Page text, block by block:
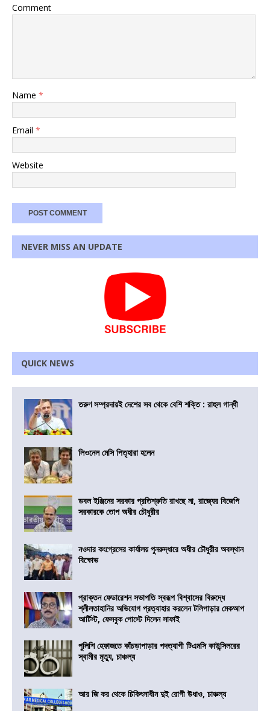
Comment
Name *
Email *
Website
NEVER MISS AN UPDATE
QUICK NEWS
তরুণ সম্প্রদায়ই দেশের সব থেকে বেশি শক্তি : রাহুল গান্ধী
লিওনেল মেসি পিতৃহারা হলেন
ডবল ইঞ্জিনের সরকার প্রতিশ্রুতি রাখছে না, রাজ্যের বিজেপি
সরকারকে তোপ অধীর চৌধুরীর
নওদার কংগ্রেসের কার্যালয় পুনরুদ্ধারে অধীর চৌধুরীর অবস্থান
বিক্ষোভ
প্রাক্তন ফেডারেশন সভাপতি স্বরূপ বিশ্বাসের বিরুদ্ধে
শ্লীলতাহানির অভিযোগ প্রত্যাহার করলেন টলিপাড়ার মেকআপ
আর্টিস্ট, ফেসবুক পোস্টে দিলেন সাফাই
পুলিশি হেফাজতে কাঁচড়াপাড়ার পদত্যাগী টিএমসি কাউন্সিলরের
স্বামীর মৃত্যু, চাঞ্চল্য
আর জি কর থেকে চিকিৎসাধীন দুই রোগী উধাও, চাঞ্চল্য